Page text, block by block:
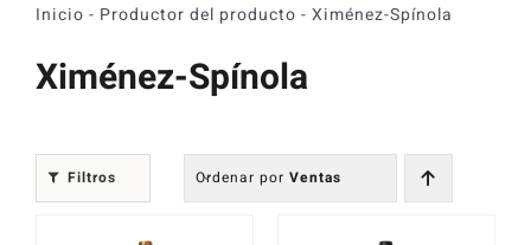
Destilados
Inicio - Productor del producto - Ximénez-Spínola
Ximénez-Spínola
Filtros Ordenar por Ventas